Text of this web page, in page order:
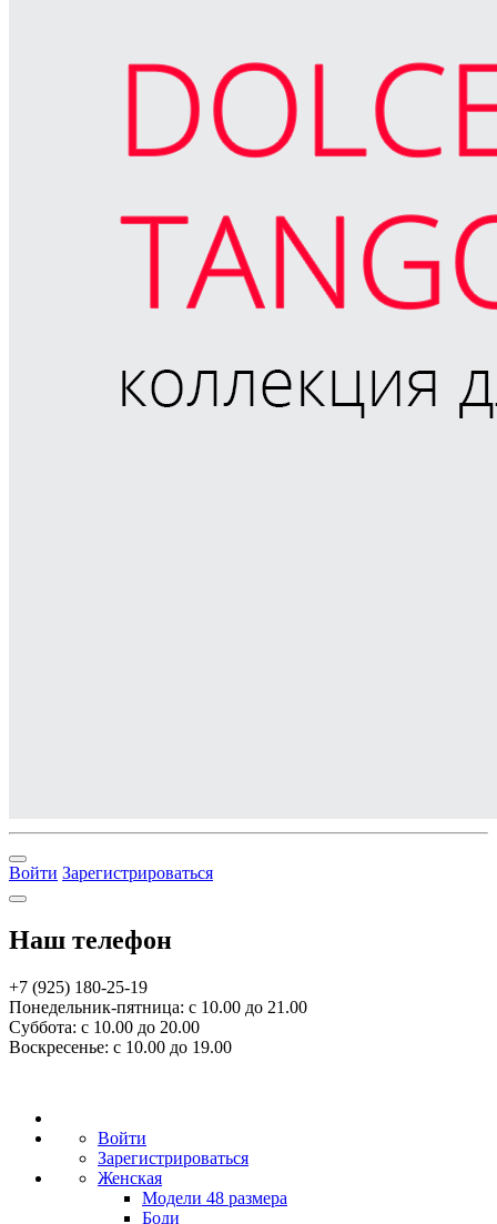
Войти Зарегистрироваться
Наш телефон
+7 (925) 180-25-19
Понедельник-пятница: с 10.00 до 21.00
Суббота: с 10.00 до 20.00
Воскресенье: с 10.00 до 19.00
Войти
Зарегистрироваться
Женская
Модели 48 размера
Боди